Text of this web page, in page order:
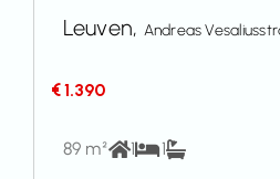
Leuven, Andreas
€ 1.390
89 m² 1 1